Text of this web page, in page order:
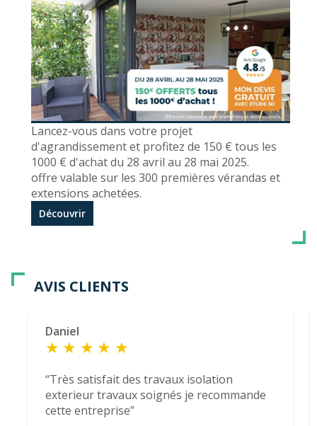
Lancez-vous dans votre projet
d'agrandissement et profitez de 150 € tous les
1000 € d'achat du 28 avril au 28 mai 2025.
offre valable sur les 300 premières vérandas et
extensions achetées.
Découvrir
AVIS CLIENTS
Daniel
Très satisfait des travaux isolation
exterieur travaux soignés je recommande
cette entreprise